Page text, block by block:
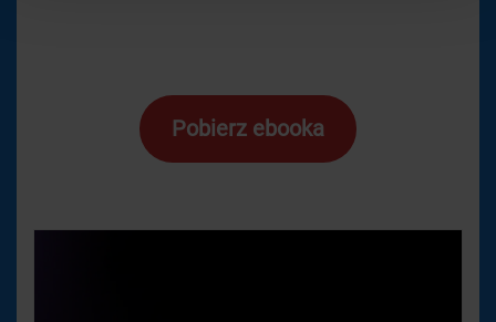
Pobierz ebooka